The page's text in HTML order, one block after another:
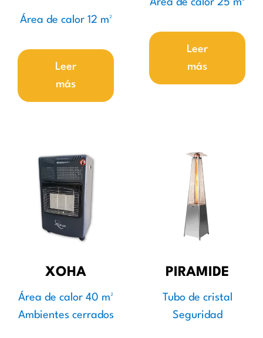
Área de calor 12 m²
Leer
más
Área de calor 25 m²
Leer
más
XOHA
Área de calor 40 m²
Ambientes cerrados
PIRAMIDE
Tubo de cristal
Seguridad